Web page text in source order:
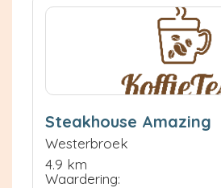
Steakhouse Amazing
Westerbroek
4.9 km
Waardering: